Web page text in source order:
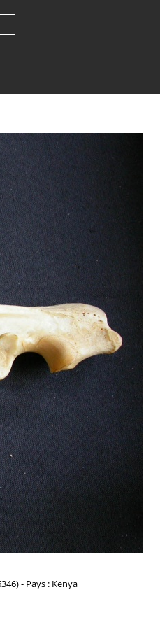
- Pays : Kenya